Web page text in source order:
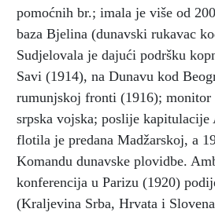
pomoćnih br.; imala je više od
baza Bjelina (dunavski rukavac
Sudjelovala je dajući podršku
Savi (1914), na Dunavu kod
rumunjskoj fronti (1916); monitor
srpska vojska; poslije kapitulacije
flotila je predana Madžarskoj, a
Komandu dunavske plovidbe.
konferencija u Parizu (1920)
(Kraljevina Srba, Hrvata i